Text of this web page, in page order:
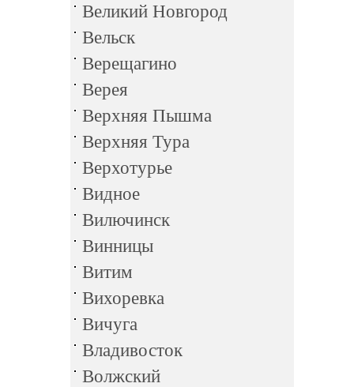
Великий Новгород
Вельск
Верещагино
Верея
Верхняя Пышма
Верхняя Тура
Верхотурье
Видное
Вилючинск
Винницы
Витим
Вихоревка
Вичуга
Владивосток
Волжский